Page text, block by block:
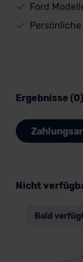
Ford
Ergebnisse (0)
Nicht
Bald